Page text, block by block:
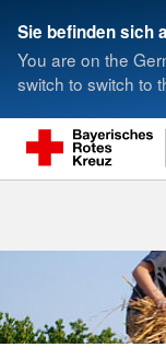
Sie befinden sich
You are on the
switch to switch to